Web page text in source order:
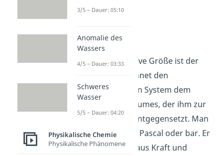
Druck
Die nächste intensive Größe ist der
Druck p. Er bezeichnet den
Widerstand, den ein System dem
Verkleinern des Raumes, der ihm zur
Verfügung steht, entgegensetzt. Man
misst den Druck in Pascal oder bar. Er
kann als Quotient aus Kraft und
3/5 – Dauer: 05:10
Anomalie des
Wassers
4/5 – Dauer: 03:33
Schweres
Wasser
5/5 – Dauer: 04:20
Physikalische Chemie
Physikalische Phänomene